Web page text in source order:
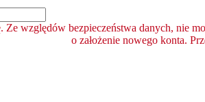
Ze względów bezpieczeństwa danych, nie
o założenie nowego konta.